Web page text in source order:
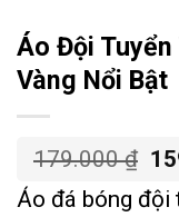
Áo Đội
Vàng Nổi Bật
179.000₫
là:
Áo đá bóng đội